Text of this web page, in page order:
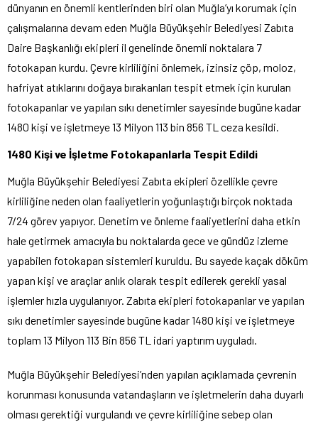
dünyanın en önemli kentlerinden biri olan Muğla’yı korumak için
çalışmalarına devam eden Muğla Büyükşehir Belediyesi Zabıta
Daire Başkanlığı ekipleri il genelinde önemli noktalara 7
fotokapan kurdu. Çevre kirliliğini önlemek, izinsiz çöp, moloz,
hafriyat atıklarını doğaya bırakanları tespit etmek için kurulan
fotokapanlar ve yapılan sıkı denetimler sayesinde bugüne kadar
1480 kişi ve işletmeye 13 Milyon 113 bin 856 TL ceza kesildi.
1480 Kişi ve İşletme Fotokapanlarla Tespit Edildi
Muğla Büyükşehir Belediyesi Zabıta ekipleri özellikle çevre
kirliliğine neden olan faaliyetlerin yoğunlaştığı birçok noktada
7/24 görev yapıyor. Denetim ve önleme faaliyetlerini daha etkin
hale getirmek amacıyla bu noktalarda gece ve gündüz izleme
yapabilen fotokapan sistemleri kuruldu. Bu sayede kaçak döküm
yapan kişi ve araçlar anlık olarak tespit edilerek gerekli yasal
işlemler hızla uygulanıyor. Zabıta ekipleri fotokapanlar ve yapılan
sıkı denetimler sayesinde bugüne kadar 1480 kişi ve işletmeye
toplam 13 Milyon 113 Bin 856 TL idari yaptırım uyguladı.
Muğla Büyükşehir Belediyesi’nden yapılan açıklamada çevrenin
korunması konusunda vatandaşların ve işletmelerin daha duyarlı
olması gerektiği vurgulandı ve çevre kirliliğine sebep olan